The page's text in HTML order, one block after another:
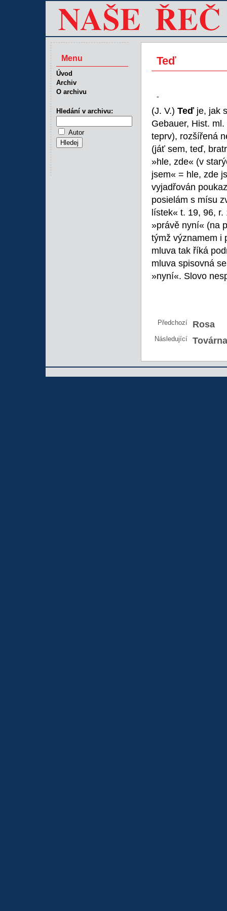
Teď
-
(J. V.) Teď je, jak
Gebauer, Hist.
teprv), rozšířená
(jáť sem, teď,
»hle, zde« (v
jsem« = hle, zde
vyjadřován
posielám s mísu
lístek« t. 19, 96,
»právě nyní« (na
týmž významem i
mluva tak říká
mluva spisovná
»nyní«. Slovo
Předchozí Rosa
Následující
Menu
Úvod
Archiv
O archivu
Hledání v archivu:
Autor